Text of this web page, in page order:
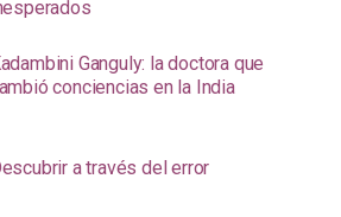
Ganguly: la doctora que
conciencias en la India
a través del error